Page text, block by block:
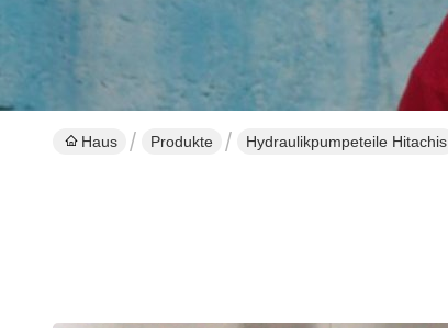
Haus Produkte Hydraulikpumpeteile Hitachis